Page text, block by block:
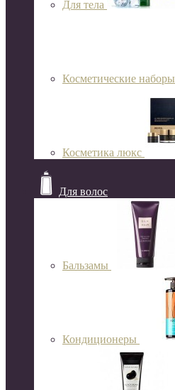
Для тела
Косметические наборы
Косметика люкс
Для волос
Бальзамы
Кондиционеры